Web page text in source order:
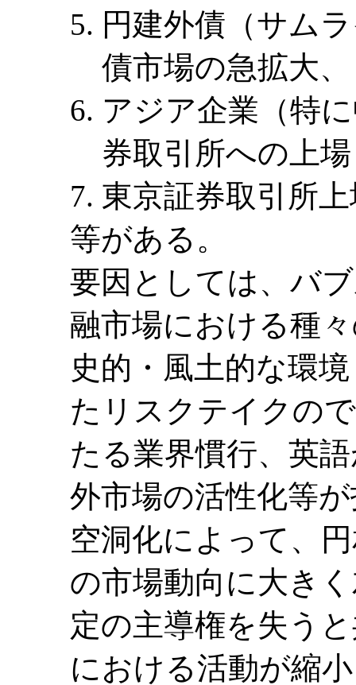
円建外債（サム
債市場の急拡大、
アジア企業（特
券取引所への上
東京証券取引所
等がある。
要因としては、バ
融市場における種
史的・風土的な環
たリスクテイクの
たる業界慣行、英
外市場の活性化等
空洞化によって、
の市場動向に大き
定の主導権を失う
における活動が縮